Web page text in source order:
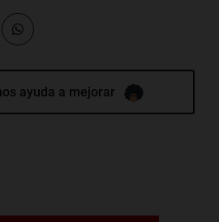
ayuda a mejorar